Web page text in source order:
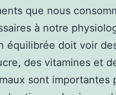
que nous
à notre
équilibrée doit voir
des vitamines et
sont importantes